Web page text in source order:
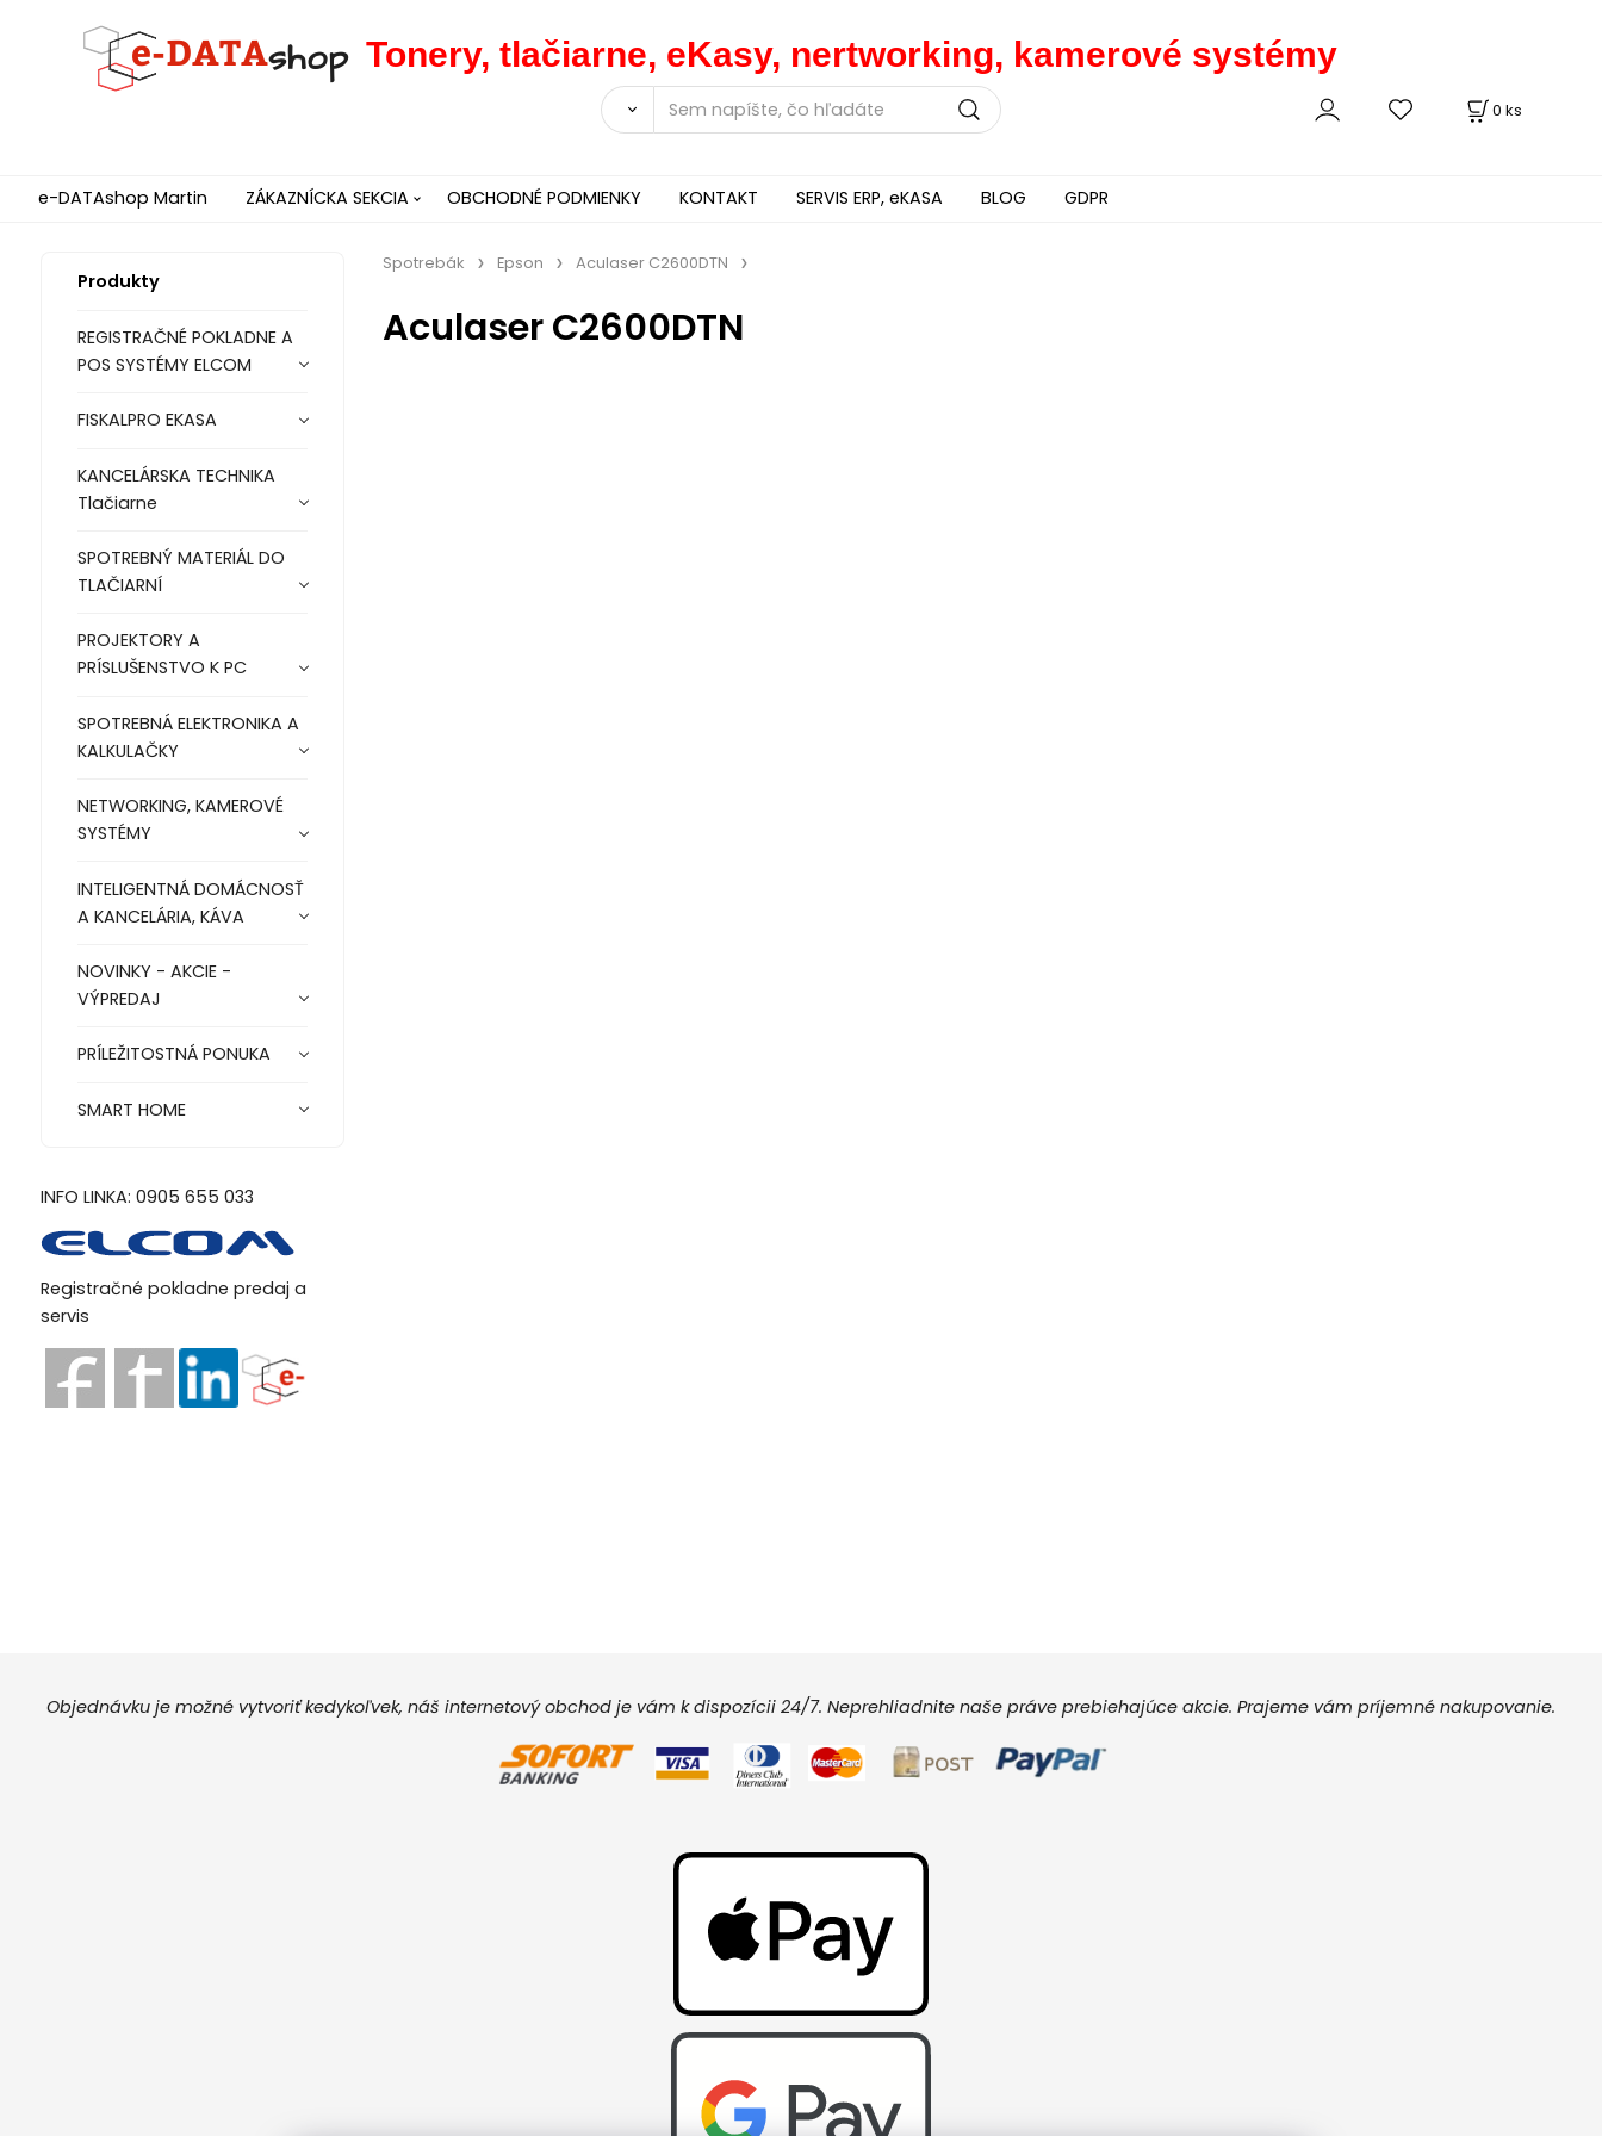
Tonery, tlačiarne, eKasy, nertworking, kamerové systémy
0 ks
e-DATAshop Martin ZÁKAZNÍCKA SEKCIA OBCHODNÉ PODMIENKY KONTAKT SERVIS ERP, eKASA BLOG GDPR
Produkty
REGISTRAČNÉ POKLADNE A
POS SYSTÉMY ELCOM
FISKALPRO EKASA
KANCELÁRSKA TECHNIKA
Tlačiarne
SPOTREBNÝ MATERIÁL DO
TLAČIARNÍ
PROJEKTORY A
PRÍSLUŠENSTVO K PC
SPOTREBNÁ ELEKTRONIKA A
KALKULAČKY
NETWORKING, KAMEROVÉ
SYSTÉMY
INTELIGENTNÁ DOMÁCNOSŤ
A KANCELÁRIA, KÁVA
NOVINKY - AKCIE -
VÝPREDAJ
PRÍLEŽITOSTNÁ PONUKA
SMART HOME
INFO LINKA: 0905 655 033
Registračné pokladne predaj a
servis
Spotrebák Epson Aculaser C2600DTN
Aculaser C2600DTN
Objednávku je možné vytvoriť kedykoľvek, náš internetový obchod je vám k dispozícii 24/7. Neprehliadnite naše práve prebiehajúce akcie. Prajeme vám príjemné nakupovanie.